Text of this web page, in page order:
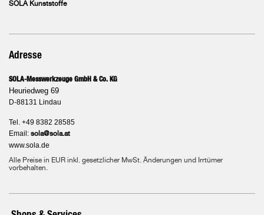
SOLA Kunststoffe
Adresse
SOLA-Messwerkzeuge GmbH & Co. KG
Heuriedweg 69
D-88131 Lindau
Tel. +49 8382 28585
Email: sola@sola.at
www.sola.de
Alle Preise in EUR inkl. gesetzlicher MwSt. Änderungen und Irrtümer
vorbehalten.